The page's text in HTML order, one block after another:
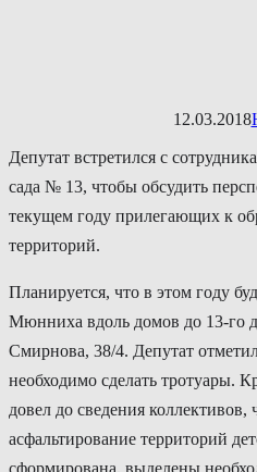
12.03.2018
Депутат встретился с
сада № 13, чтобы обсудить
текущем году прилегающих к
территорий.
Планируется, что в этом году
Мюнниха вдоль домов до 13-го
Смирнова, 38/4. Депутат
необходимо сделать тротуары.
довел до сведения коллективов,
асфальтирование территорий
сформирована, выделены